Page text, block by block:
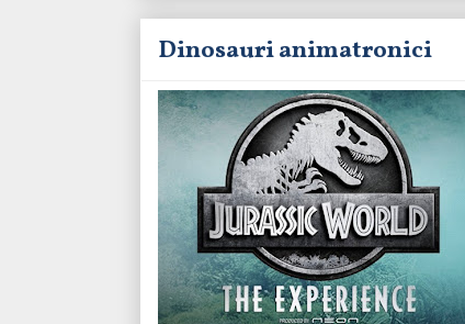
Dinosauri animatronici